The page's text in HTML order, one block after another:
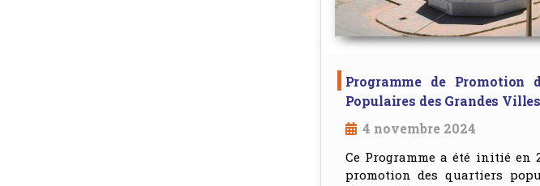
Programme de Promotion
Populaires des Grandes Villes
4 novembre 2024
Ce Programme a été initié en
promotion des quartiers